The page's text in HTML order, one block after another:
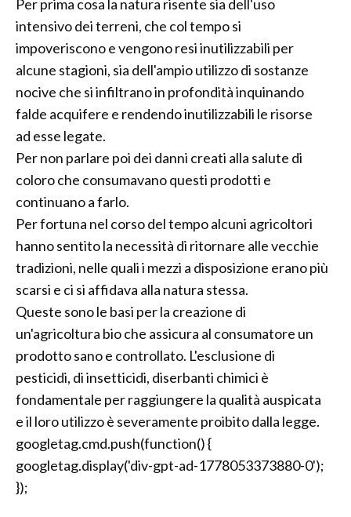
Per prima cosa la natura risente sia dell'uso
intensivo dei terreni, che col tempo si
impoveriscono e vengono resi inutilizzabili per
alcune stagioni, sia dell'ampio utilizzo di sostanze
nocive che si infiltrano in profondità inquinando
falde acquifere e rendendo inutilizzabili le risorse
ad esse legate.
Per non parlare poi dei danni creati alla salute di
coloro che consumavano questi prodotti e
continuano a farlo.
Per fortuna nel corso del tempo alcuni agricoltori
hanno sentito la necessità di ritornare alle vecchie
tradizioni, nelle quali i mezzi a disposizione erano più
scarsi e ci si affidava alla natura stessa.
Queste sono le basi per la creazione di
un'agricoltura bio che assicura al consumatore un
prodotto sano e controllato. L'esclusione di
pesticidi, di insetticidi, diserbanti chimici è
fondamentale per raggiungere la qualità auspicata
e il loro utilizzo è severamente proibito dalla legge.
googletag.cmd.push(function() {
googletag.display('div-gpt-ad-1778053373880-0');
});